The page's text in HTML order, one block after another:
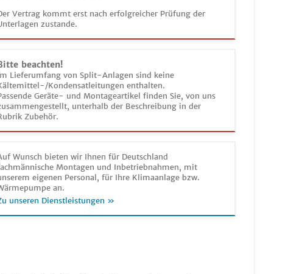
Vertrag kommt erst nach erfolgreicher Prüfung der
zustande.
beachten!
Lieferumfang von Split-Anlagen sind keine
Kondensatleitungen enthalten.
Geräte- und Montageartikel finden Sie, von uns
unterhalb der Beschreibung in der
Zubehör.
Wunsch bieten wir Ihnen für Deutschland
Montagen und Inbetriebnahmen, mit
eigenen Personal, für Ihre Klimaanlage bzw.
an.
unseren Dienstleistungen »